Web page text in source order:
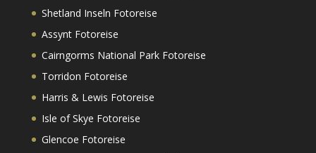
Shetland Inseln Fotoreise
Assynt Fotoreise
Cairngorms National Park Fotoreise
Torridon Fotoreise
Harris & Lewis Fotoreise
Isle of Skye Fotoreise
Glencoe Fotoreise